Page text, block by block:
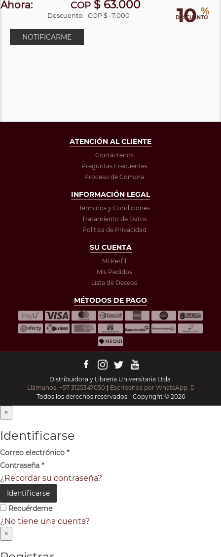
10 %
DESCUENTO
Ahora: COP $ 63.000
Descuento: COP $ -7.000
NOTIFICARME
ATENCIÓN AL CLIENTE
Contáctenos
Preguntas Frecuentes
Proceso de Compra
INFORMACIÓN LEGAL
Términos y Condiciones
Tratamiento de Datos
Política de Privacidad
SU CUENTA
Mi Perfil
Mis Pedidos
Lista de Deseos
MÉTODOS DE PAGO
Distribuidora y Librería Universitaria Ltda.
Llámanos: +57 3125347050 | Escríbenos por WhatsApp:
Todos los derechos reservados - Copyright © 2026
×
Identificarse
Correo electrónico *
Contraseña *
¿Recordar su contraseña?
Identificarse
Recuérdeme
¿No tiene una cuenta?
×